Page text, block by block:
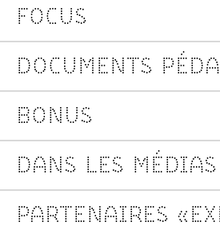
FOCUS
BONUS
DANS LES MÉDIAS